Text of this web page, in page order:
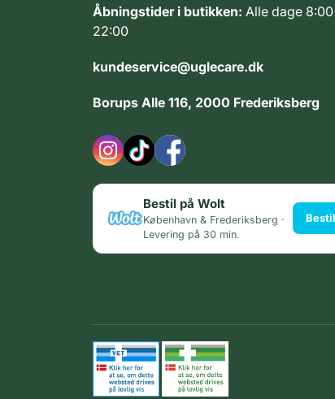
Åbningstider i butikken: Alle dage
22:00
kundeservice@uglecare.dk
Borups Alle 116, 2000 Frederiksberg
Bestil på Wolt
København & Frederiksberg ·
Levering på 30 min.